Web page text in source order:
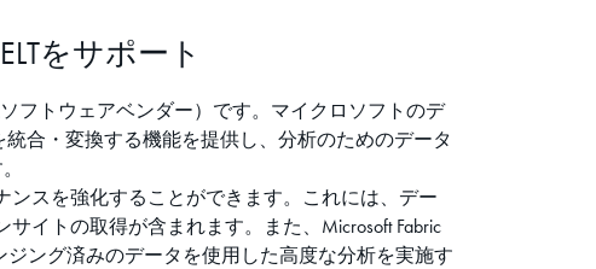
をサポート
フトウェアベンダー）です。マイクロソフトのデ
合・変換する機能を提供し、分析のためのデータ
ンスを強化することができます。これには、デー
イトの取得が含まれます。また、Microsoft Fabric
ング済みのデータを使用した高度な分析を実施す